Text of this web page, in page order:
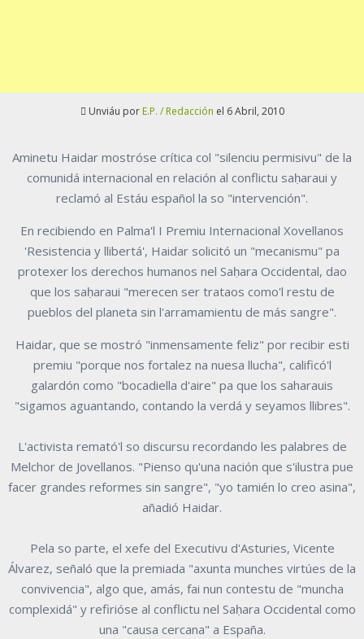
Unviáu por E.P. / Redacción el 6 Abril, 2010
Aminetu Haidar mostróse crítica col "silenciu permisivu" de la
comunidá internacional en relación al conflictu saḥaraui y
reclamó al Estáu español la so "intervención".
En recibiendo en Palma'l I Premiu Internacional Xovellanos
'Resistencia y llibertá', Haidar solicitó un "mecanismu" pa
protexer los derechos humanos nel Saḥara Occidental, dao
que los saḥaraui "merecen ser trataos como'l restu de
pueblos del planeta sin l'arramamientu de más sangre".
Haidar, que se mostró "inmensamente feliz" por recibir esti
premiu "porque nos fortalez na nuesa llucha", calificó'l
galardón como "bocadiella d'aire" pa que los saharauis
"sigamos aguantando, contando la verdá y seyamos llibres".
L'activista remató'l so discursu recordando les palabres de
Melchor de Jovellanos. "Pienso qu'una nación que s'ilustra pue
facer grandes reformes sin sangre", "yo tamién lo creo asina",
añadió Haidar.
Pela so parte, el xefe del Executivu d'Asturies, Vicente
Álvarez, señaló que la premiada "axunta munches virtúes de la
convivencia", algo que, amás, fai nun contestu de "muncha
complexidá" y refirióse al conflictu nel Saḥara Occidental como
una "causa cercana" a España.